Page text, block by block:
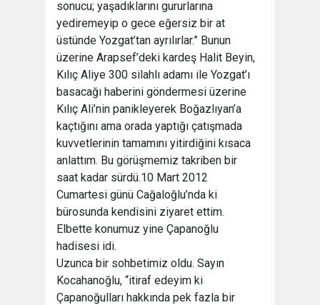
sonucu; yaşadıklarını gururlarına
yediremeyip o gece eğersiz bir at
üstünde Yozgat’tan ayrılırlar.” Bunun
üzerine Arapsef’deki kardeş Halit Beyin,
Kılıç Aliye 300 silahlı adamı ile Yozgat’ı
basacağı haberini göndermesi üzerine
Kılıç Ali’nin panikleyerek Boğazlıyan’a
kaçtığını ama orada yaptığı çatışmada
kuvvetlerinin tamamını yitirdiğini kısaca
anlattım. Bu görüşmemiz takriben bir
saat kadar sürdü.10 Mart 2012
Cumartesi günü Cağaloğlu’nda ki
bürosunda kendisini ziyaret ettim.
Elbette konumuz yine Çapanoğlu
hadisesi idi.
Uzunca bir sohbetimiz oldu. Sayın
Kocahanoğlu, “itiraf edeyim ki
Çapanoğulları hakkında pek fazla bir